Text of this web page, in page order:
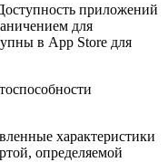
приложений
для
в App Store для
характеристики
определяемой